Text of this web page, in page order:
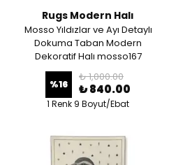
Rugs Modern Halı
Mosso Yıldızlar ve Ayı Detaylı
Dokuma Taban Modern
Dekoratif Halı mosso167
%16
₺ 1,000.00
₺ 840.00
1 Renk 9 Boyut/Ebat